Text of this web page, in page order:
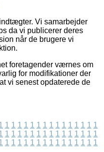
Vi samarbejder
da vi publicerer deres
når de brugere vi
foretagender værnes om
for modifikationer der
vi senest opdaterede de
1 1 1 1 1 1 1 1 1 1 1 1 1 1 1
1 1 1 1 1 1 1 1 1 1 1 1 1 1 1
1 1 1 1 1 1 1 1 1 1 1 1 1 1 1